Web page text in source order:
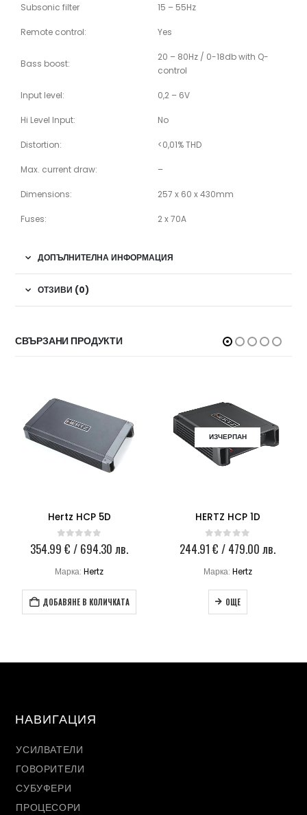
Subsonic filter 15 – 55Hz
Remote control: Yes
Bass boost:
20 – 80Hz / 0-18db with Q-
control
Input level: 0,2 – 6V
Hi Level Input: No
Distortion: <0,01% THD
Max. current draw: –
Dimensions: 257 x 60 x 430mm
Fuses: 2 x 70A
ДОПЪЛНИТЕЛНА ИНФОРМАЦИЯ
ОТЗИВИ (0)
СВЪРЗАНИ ПРОДУКТИ
Hertz HCP 5D
0 out of 5
354.99€ / 694.30 лв.
Марка:Hertz
ДОБАВЯНЕ В КОЛИЧКАТА
ИЗЧЕРПАН
HERTZ HCP 1D
0 out of 5
244.91€ / 479.00 лв.
Марка: Hertz
ОЩЕ
НАВИГАЦИЯ
УСИЛВАТЕЛИ
ГОВОРИТЕЛИ
СУБУФЕРИ
ПРОЦЕСОРИ